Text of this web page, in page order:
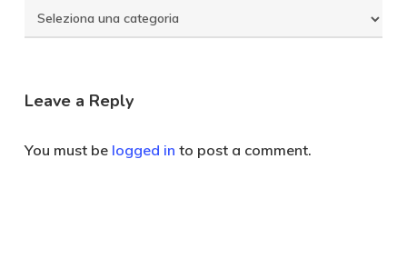
Seleziona
Categoria
Leave a Reply
You must be logged in to post a comment.